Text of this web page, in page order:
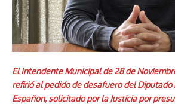
El Intendente Municipal de 28 de
refirió al pedido de desafuero del Diputado
Españon, solicitado por la Justicia por